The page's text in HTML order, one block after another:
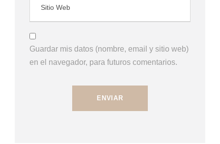
Guardar mis datos (nombre, email y sitio web)
en el navegador, para futuros comentarios.